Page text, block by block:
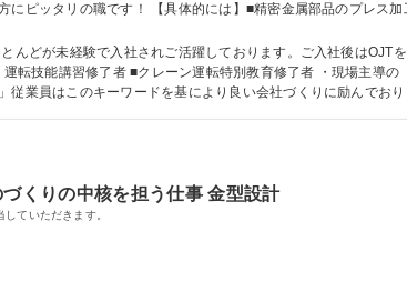
にピッタリの職です！ 【具体的には】■精密金属部品のプレス
んどが未経験で入社されご活躍しております。ご入社後はOJT
従業員はこのキーワードを基により良い会社づくりに励んでお
くりの中核を担う仕事 金型設計
ていただきます。